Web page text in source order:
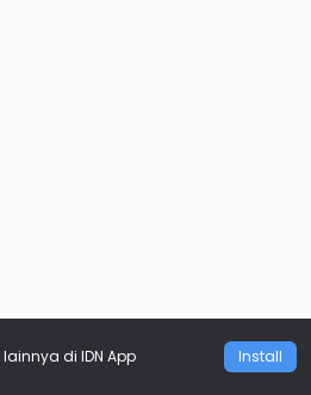
lainnya di IDN App Install